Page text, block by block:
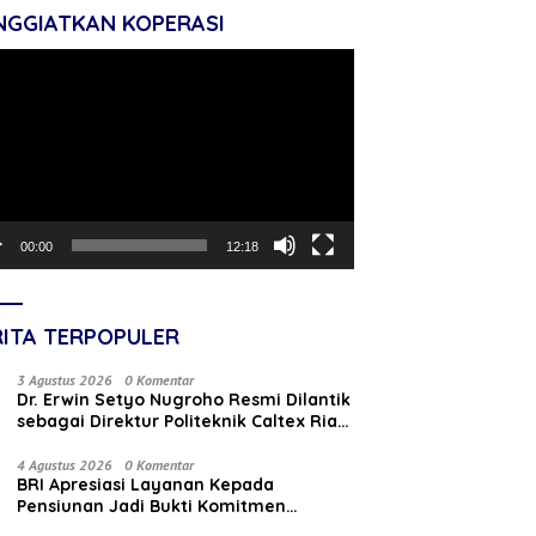
KOPERASI
00:00 12:18
TERPOPULER
3 Agustus 2026 0 Komentar
‎Dr. Erwin Setyo Nugroho Resmi Dilantik
sebagai Direktur Politeknik Caltex Riau
4 Agustus 2026 0 Komentar
BRI Apresiasi Layanan Kepada
Pensiunan Jadi Bukti Komitmen